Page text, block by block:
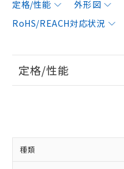
定格/性能 外形図
RoHS/REACH対応状況
定格/性能
種類